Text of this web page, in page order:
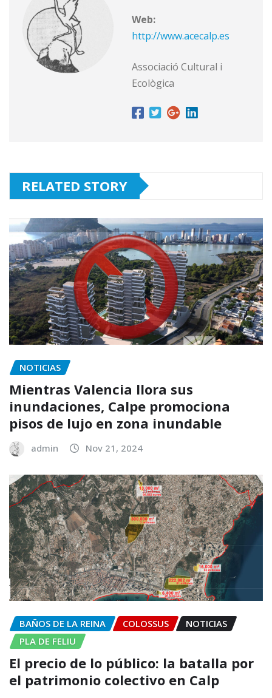
Web:
http://www.acecalp.es
Associació Cultural i
Ecològica
RELATED STORY
NOTICIAS
Mientras Valencia llora sus
inundaciones, Calpe promociona
pisos de lujo en zona inundable
admin Nov 21, 2024
BAÑOS DE LA REINA COLOSSUS
NOTICIAS
PLA DE FELIU
El precio de lo público: la batalla por
el patrimonio colectivo en Calp